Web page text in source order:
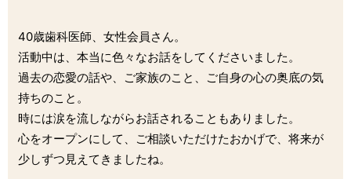
40歳歯科医師、女性会員さん。
活動中は、本当に色々なお話をしてくださいました。
過去の恋愛の話や、ご家族のこと、ご自身の心の奥底の気
持ちのこと。
時には涙を流しながらお話されることもありました。
心をオープンにして、ご相談いただけたおかげで、将来が
少しずつ見えてきましたね。